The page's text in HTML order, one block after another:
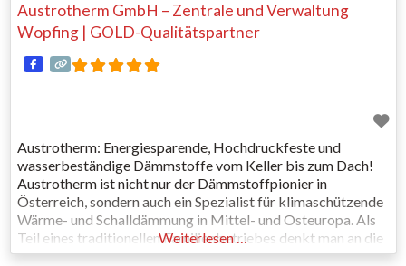
Austrotherm GmbH – Zentrale und Verwaltung
Wopfing | GOLD-Qualitätspartner
Austrotherm: Energiesparende, Hochdruckfeste und
wasserbeständige Dämmstoffe vom Keller bis zum Dach!
Austrotherm ist nicht nur der Dämmstoffpionier in
Österreich, sondern auch ein Spezialist für klimaschützende
Wärme- und Schalldämmung in Mittel- und Osteuropa. Als
Teil eines traditionellen Familienbetriebes denkt man an die
nächste Generation – und setzt seit Jahren starke Zeichen
Weiterlesen …